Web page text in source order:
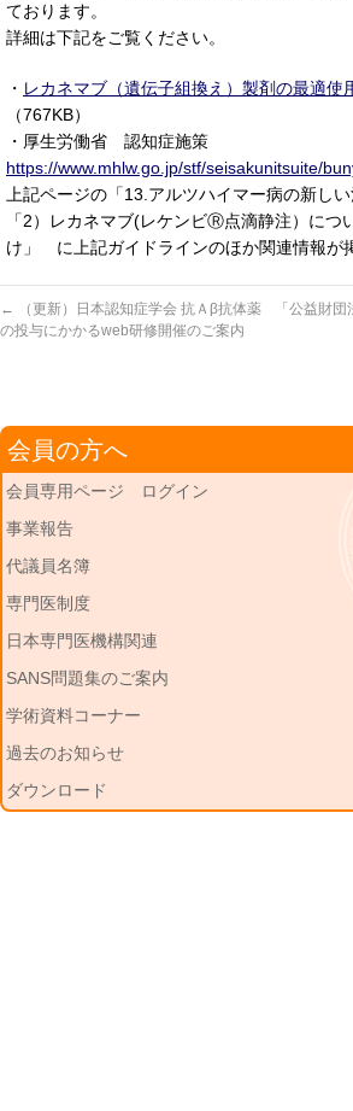
ております。
詳細は下記をご覧ください。
・ レカネマブ（遺伝子組換え）製剤の最適使
（767KB）
・厚生労働省 認知症施策
https://www.mhlw.go.jp/stf/seisakunitsuite/
上記ページの「13.アルツハイマー病の新し
「2）レカネマブ(レケンビⓇ点滴静注）につ
け」 に上記ガイドラインのほか関連情報が
←
（更新）日本認知症学会 抗Ａβ抗体薬
の投与にかかるweb研修開催のご案内
「公益財
会員の方へ
会員専用ページ ログイン
事業報告
代議員名簿
専門医制度
日本専門医機構関連
SANS問題集のご案内
学術資料コーナー
過去のお知らせ
ダウンロード